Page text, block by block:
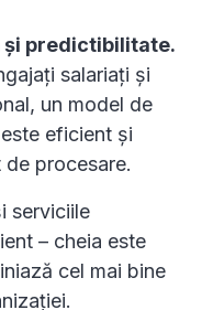
predictibilitate.
salariați și
un model de
eficient și
procesare.
serviciile
– cheia este
cel mai bine